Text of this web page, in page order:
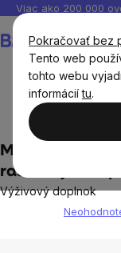
Pokračovať bez
Tento web
tohto webu
informáciítu.
Prejsť
obsah
Viac ako 200 000
MycoMedica -
rastlinných
Výživový doplnok